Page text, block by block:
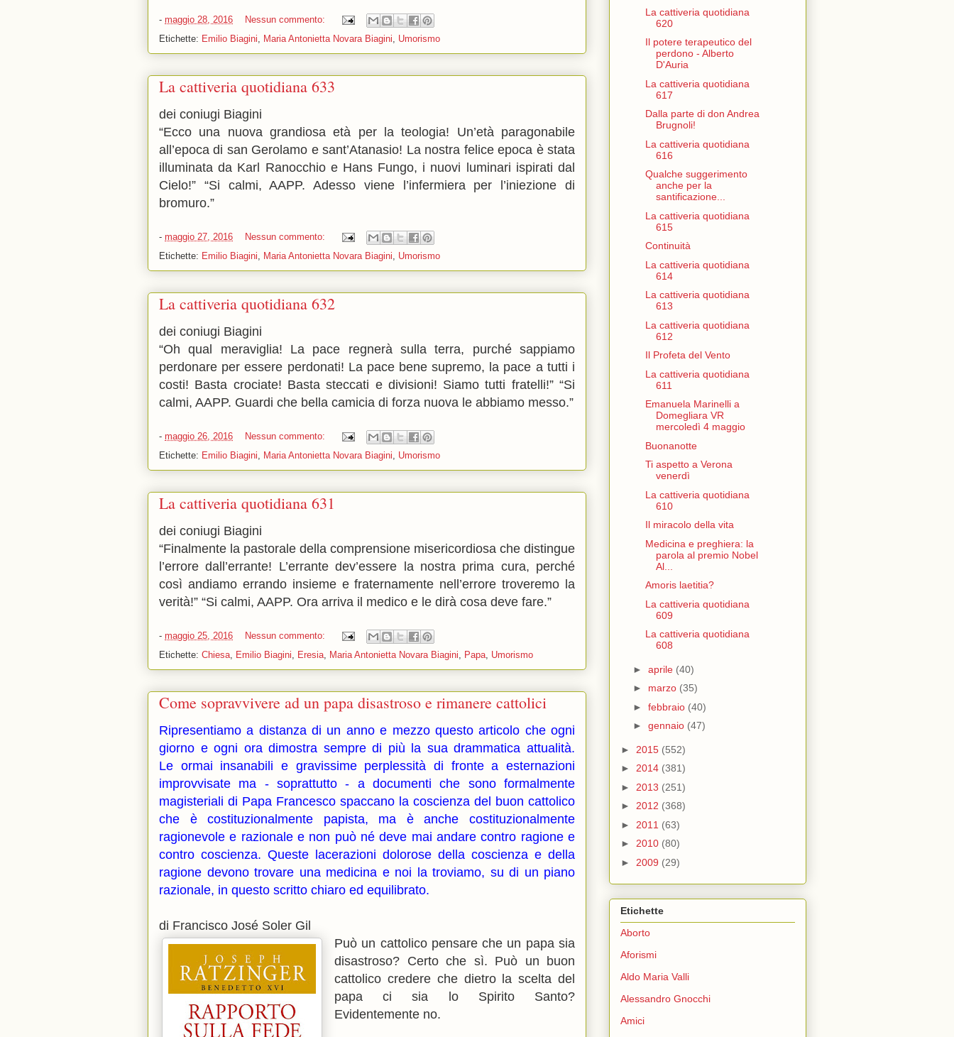
- maggio 28, 2016
Nessun commento:
Etichette: Emilio Biagini, Maria Antonietta Novara Biagini, Umorismo
La cattiveria quotidiana 633
dei coniugi Biagini
“Ecco una nuova grandiosa età per la teologia! Un’età paragonabile
all’epoca di san Gerolamo e sant’Atanasio! La nostra felice epoca è stata
illuminata da Karl Ranocchio e Hans Fungo, i nuovi luminari ispirati dal
Cielo!” “Si calmi, AAPP. Adesso viene l’infermiera per l’iniezione di
bromuro.”
- maggio 27, 2016
Nessun commento:
Etichette: Emilio Biagini, Maria Antonietta Novara Biagini, Umorismo
La cattiveria quotidiana 632
dei coniugi Biagini
“Oh qual meraviglia! La pace regnerà sulla terra, purché sappiamo
perdonare per essere perdonati! La pace bene supremo, la pace a tutti i
costi! Basta crociate! Basta steccati e divisioni! Siamo tutti fratelli!” “Si
calmi, AAPP. Guardi che bella camicia di forza nuova le abbiamo messo.”
- maggio 26, 2016
Nessun commento:
Etichette: Emilio Biagini, Maria Antonietta Novara Biagini, Umorismo
La cattiveria quotidiana 631
dei coniugi Biagini
“Finalmente la pastorale della comprensione misericordiosa che distingue
l’errore dall’errante! L’errante dev’essere la nostra prima cura, perché
così andiamo errando insieme e fraternamente nell’errore troveremo la
verità!” “Si calmi, AAPP. Ora arriva il medico e le dirà cosa deve fare.”
- maggio 25, 2016
Nessun commento:
Etichette: Chiesa, Emilio Biagini, Eresia, Maria Antonietta Novara Biagini, Papa, Umorismo
Come sopravvivere ad un papa disastroso e rimanere cattolici
Ripresentiamo a distanza di un anno e mezzo questo articolo che ogni
giorno e ogni ora dimostra sempre di più la sua drammatica attualità.
Le ormai insanabili e gravissime perplessità di fronte a esternazioni
improvvisate ma - soprattutto - a documenti che sono formalmente
magisteriali di Papa Francesco spaccano la coscienza del buon cattolico
che è costituzionalmente papista, ma è anche costituzionalmente
ragionevole e razionale e non può né deve mai andare contro ragione e
contro coscienza. Queste lacerazioni dolorose della coscienza e della
ragione devono trovare una medicina e noi la troviamo, su di un piano
razionale, in questo scritto chiaro ed equilibrato.
di Francisco José Soler Gil
Può un cattolico pensare che un papa sia
disastroso? Certo che sì. Può un buon
cattolico credere che dietro la scelta del
papa ci sia lo Spirito Santo?
Evidentemente no.
La cattiveria quotidiana
620
Il potere terapeutico del
perdono - Alberto
D'Auria
La cattiveria quotidiana
617
Dalla parte di don Andrea
Brugnoli!
La cattiveria quotidiana
616
Qualche suggerimento
anche per la
santificazione...
La cattiveria quotidiana
615
Continuità
La cattiveria quotidiana
614
La cattiveria quotidiana
613
La cattiveria quotidiana
612
Il Profeta del Vento
La cattiveria quotidiana
611
Emanuela Marinelli a
Domegliara VR
mercoledì 4 maggio
Buonanotte
Ti aspetto a Verona
venerdì
La cattiveria quotidiana
610
Il miracolo della vita
Medicina e preghiera: la
parola al premio Nobel
Al...
Amoris laetitia?
La cattiveria quotidiana
609
La cattiveria quotidiana
608
► aprile (40)
► marzo (35)
► febbraio (40)
► gennaio (47)
► 2015 (552)
► 2014 (381)
► 2013 (251)
► 2012 (368)
► 2011 (63)
► 2010 (80)
► 2009 (29)
Etichette
Aborto
Aforismi
Aldo Maria Valli
Alessandro Gnocchi
Amici